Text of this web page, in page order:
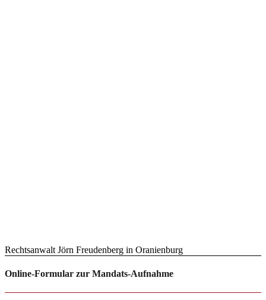
Rechtsanwalt Jörn Freudenberg in Oranienburg
Online-Formular zur Mandats-Aufnahme